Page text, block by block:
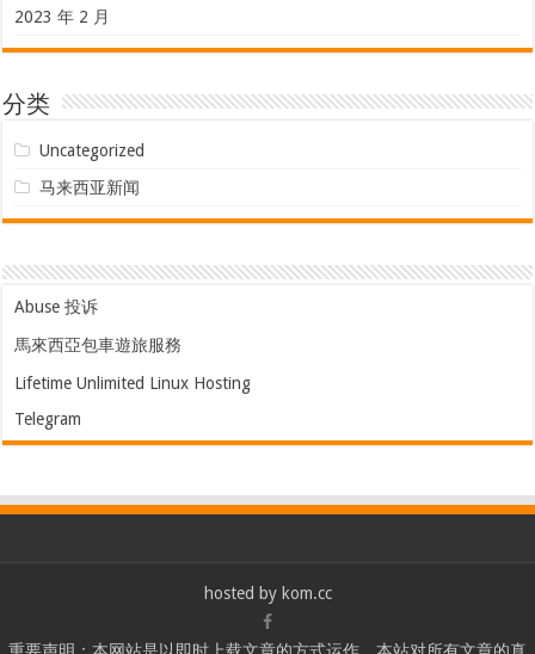
2023 年 2 月
分类
Uncategorized
马来西亚新闻
Abuse 投诉
馬來西亞包車遊旅服務
Lifetime Unlimited Linux Hosting
Telegram
hosted by kom.cc